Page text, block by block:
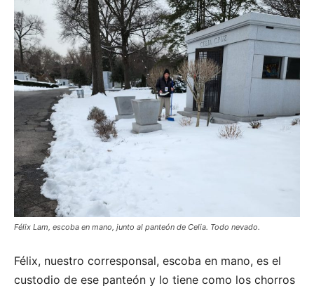
Félix Lam, escoba en mano, junto al panteón de Celia. Todo nevado.
Félix, nuestro corresponsal, escoba en mano, es el
custodio de ese panteón y lo tiene como los chorros